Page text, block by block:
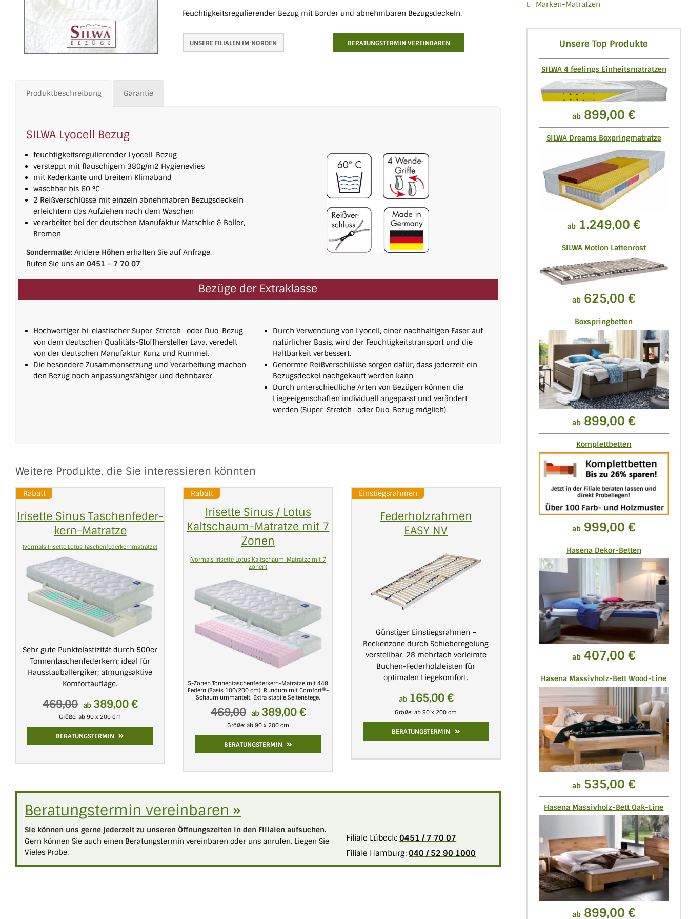
Feuchtigkeitsregulierender Bezug mit Border und abnehmbaren Bezugsdeckeln.
UNSERE FILIALEN IM NORDEN BERATUNGSTERMIN VEREINBAREN
Produktbeschreibung Garantie
SILWA Lyocell Bezug
feuchtigkeitsregulierender Lyocell-Bezug
versteppt mit flauschigem 380g/m2 Hygienevlies
mit Kederkante und breitem Klimaband
waschbar bis 60 °C
2 Reißverschlüsse mit einzeln abnehmabren Bezugsdeckeln
erleichtern das Aufziehen nach dem Waschen
verarbeitet bei der deutschen Manufaktur Matschke & Boller,
Bremen
Sondermaße: Andere Höhen erhalten Sie auf Anfrage.
Rufen Sie uns an 0451 – 7 70 07.
Bezüge der Extraklasse
Hochwertiger bi-elastischer Super-Stretch- oder Duo-Bezug
von dem deutschen Qualitäts-Stoffhersteller Lava, veredelt
von der deutschen Manufaktur Kunz und Rummel.
Die besondere Zusammensetzung und Verarbeitung machen
den Bezug noch anpassungsfähiger und dehnbarer.
Durch Verwendung von Lyocell, einer nachhaltigen Faser auf
natürlicher Basis, wird der Feuchtigkeitstransport und die
Haltbarkeit verbessert.
Genormte Reißverschlüsse sorgen dafür, dass jederzeit ein
Bezugsdeckel nachgekauft werden kann.
Durch unterschiedliche Arten von Bezügen können die
Liegeeigenschaften individuell angepasst und verändert
werden (Super-Stretch- oder Duo-Bezug möglich).
Weitere Produkte, die Sie interessieren könnten
Rabatt
Irisette Sinus Taschen­feder­
kern­-Matratze
(vormals Irisette Lotus Taschenfederkernmatratze)
Sehr gute Punktelastizität durch 500er
Tonnentaschenfederkern; ideal für
Hausstauballergiker; atmungsaktive
Komfortauflage.
469,00 ab389,00 €
Größe: ab 90 x 200 cm
BERATUNGSTERMIN
Rabatt
Irisette Sinus / Lotus
Kaltschaum-Matratze mit 7
Zonen
(vormals Irisette Lotus Kaltschaum-Matratze mit 7
Zonen)
5-Zonen Tonnentaschenfederkern-Matratze mit 448
Federn (Basis 100/200 cm). Rundum mit Comfort®-
Schaum ummantelt. Extra stabile Seitenstege.
469,00 ab389,00 €
Größe: ab 90 x 200 cm
BERATUNGSTERMIN
Einstiegsrahmen
Federholzrahmen
EASY NV
Günstiger Einstiegsrahmen –
Beckenzone durch Schieberegelung
verstellbar. 28 mehrfach verleimte
Buchen-Federholzleisten für
optimalen Liegekomfort.
ab165,00 €
Größe: ab 90 x 200 cm
BERATUNGSTERMIN
Beratungstermin vereinbaren »
Sie können uns gerne jederzeit zu unseren Öffnungszeiten in den Filialen aufsuchen.
Gern können Sie auch einen Beratungstermin vereinbaren oder uns anrufen. Liegen Sie
Vieles Probe.
Filiale Lübeck:0451 / 7 70 07
Filiale Hamburg:040 / 52 90 1000
Marken-Matratzen
Unsere Top Produkte
SILWA 4 feelings Einheitsmatratzen
ab 899,00 €
SILWA Dreams Boxpringmatratze
ab 1.249,00 €
SILWA Motion Lattenrost
ab 625,00 €
Boxspringbetten
ab 899,00 €
Komplettbetten
ab 999,00 €
Hasena Dekor-Betten
ab 407,00 €
Hasena Massivholz-Bett Wood-Line
ab 535,00 €
Hasena Massivholz-Bett Oak-Line
ab 899,00 €